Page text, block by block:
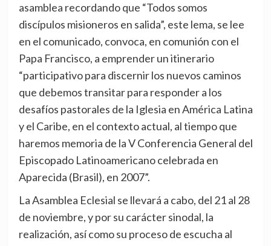
asamblea recordando que “Todos somos
discípulos misioneros en salida”, este lema, se lee
en el comunicado, convoca, en comunión con el
Papa Francisco, a emprender un itinerario
“participativo para discernir los nuevos caminos
que debemos transitar para responder a los
desafíos pastorales de la Iglesia en América Latina
y el Caribe, en el contexto actual, al tiempo que
haremos memoria de la V Conferencia General del
Episcopado Latinoamericano celebrada en
Aparecida (Brasil), en 2007”.
La Asamblea Eclesial se llevará a cabo, del 21 al 28
de noviembre, y por su carácter sinodal, la
realización, así como su proceso de escucha al